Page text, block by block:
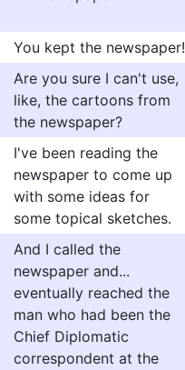
You kept the newspaper!
Are you sure I can't use,
like, the cartoons from
the newspaper?
I've been reading the
newspaper to come up
with some ideas for
some topical sketches.
And I called the
newspaper and...
eventually reached the
man who had been the
Chief Diplomatic
correspondent at the